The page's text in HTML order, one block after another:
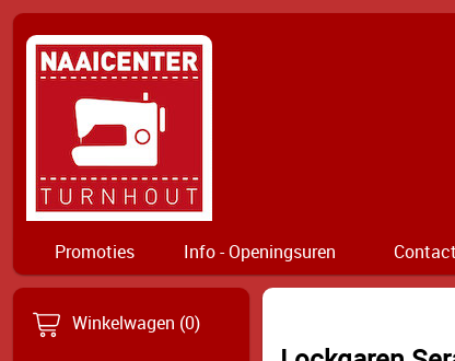
Promoties Info - Openingsuren Contact
Winkelwagen (0)